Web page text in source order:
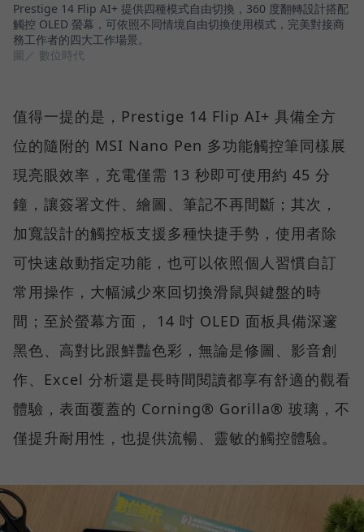
Prestige 14 Flip AI+ 提供四種模式自由切換，360 度翻轉設計搭配
觸控 OLED 螢幕，可依照不同情境自由切換使用模式，完美對接商
務工作者的四大工作場景。
圖／ 數位時代
值得一提的是，Prestige 14 Flip AI+ 具備全方
位的隨附的 MSI Nano Pen 多功能觸控筆同樣展
現亮眼效率，充電僅需 13 秒即可使用約 45 分
鐘，讓簽署文件、繪圖、筆記不再間斷；其次，
加寬設計的觸控板支援多種快捷手勢，使用者除
可快速啟動指定功能，也可以依照個人習慣自訂
常用操作，大幅減少來回切換滑鼠與鍵盤的時
間；至於螢幕方面， 14 吋 OLED 面板具備深邃
黑色、高對比跟鮮豔色彩，無論是修圖、影音創
作、Excel 分析還是長時間閱讀都享有舒適的觀看
體驗，表面覆蓋的 Corning® Gorilla® 玻璃，不
僅提升耐用性，也提供流暢、靈敏的觸控體驗。